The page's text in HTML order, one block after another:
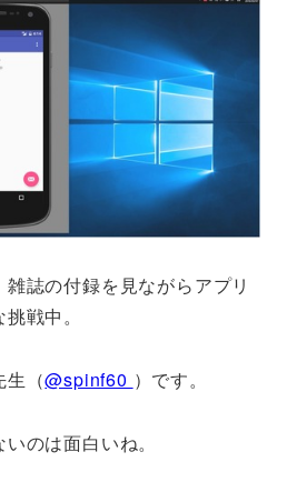
誌の付録を見ながらアプリ
戦中。
生（@spinf60 ）です。
のは面白いね。